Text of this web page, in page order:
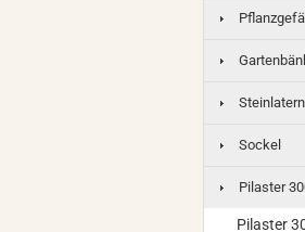
Sockel
Pilaster
Pilaster